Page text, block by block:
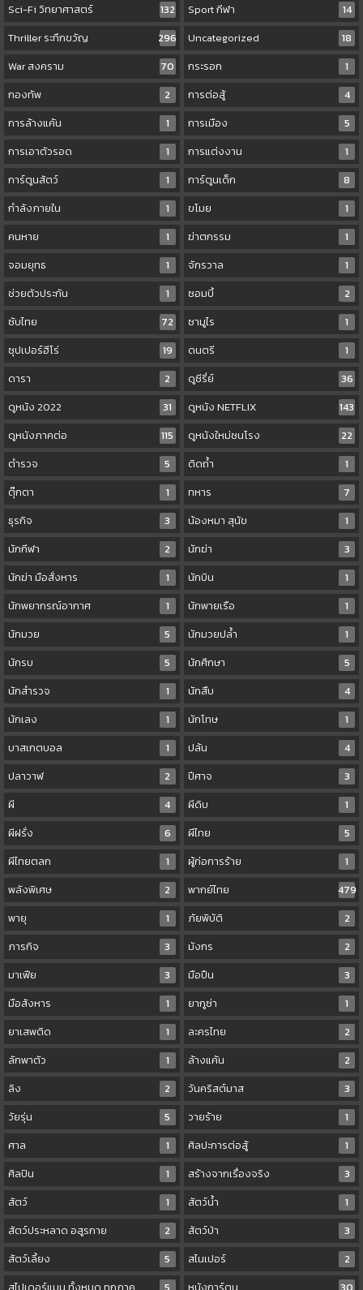
Sci-Fi วิทยาศาสตร์
132 Sport กีฬา
14
Thriller ระทึกขวัญ
296 Uncategorized
18
War สงคราม
70 กระรอก
1
กองทัพ
2 การต่อสู้
4
การล้างแค้น
1 การเมือง
5
การเอาตัวรอด
1 การแต่งงาน
1
การ์ตูนสัตว์
1 การ์ตูนเด็ก
8
กำลังภายใน
1 ขโมย
1
คนหาย
1 ฆ่าตกรรม
1
จอมยุทธ
1 จักรวาล
1
ช่วยตัวประกัน
1 ซอมบี้
2
ซับไทย
72 ซามูไร
1
ซุปเปอร์ฮีโร่
19 ดนตรี
1
ดารา
2 ดูซีรี่ย์
36
ดูหนัง 2022
31 ดูหนัง NETFLIX
143
ดูหนังภาคต่อ
115 ดูหนังใหม่ชนโรง
22
ตำรวจ
5 ติดถ้ำ
1
ตุ๊กตา
1 ทหาร
7
ธุรกิจ
3 น้องหมา สุนัข
1
นักกีฬา
2 นักฆ่า
3
นักฆ่า มือสั่งหาร
1 นักบิน
1
นักพยากรณ์อากาศ
1 นักพายเรือ
1
นักมวย
5 นักมวยปล้ำ
1
นักรบ
5 นักศึกษา
5
นักสำรวจ
1 นักสืบ
4
นักเลง
1 นักโทษ
1
บาสเกตบอล
1 ปล้น
4
ปลาวาฬ
2 ปีศาจ
3
ผี
4 ผีดิบ
1
ผีฝรั่ง
6 ผีไทย
5
ผีไทยตลก
1 ผู้ก่อการร้าย
1
พลังพิเศษ
2 พากย์ไทย
479
พายุ
1 ภัยพิบัติ
2
ภารกิจ
3 มังกร
2
มาเฟีย
3 มือปืน
3
มือสังหาร
1 ยากูซ่า
1
ยาเสพติด
1 ละครไทย
2
ลักพาตัว
1 ล้างแค้น
2
ลิง
2 วันคริสต์มาส
3
วัยรุ่น
5 วายร้าย
1
ศาล
1 ศิลปะการต่อสู้
1
ศิลปิน
1 สร้างจากเรื่องจริง
3
สัตว์
1 สัตว์น้ำ
1
สัตว์ประหลาด อสูรกาย
2 สัตว์ป่า
3
สัตว์เลี้ยง
5 สไนเปอร์
2